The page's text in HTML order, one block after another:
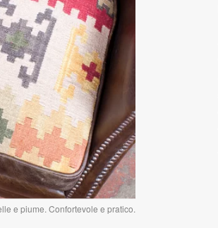
e piume. Confortevole e pratico.